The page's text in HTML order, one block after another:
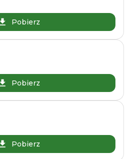
Pobierz
Pobierz
Pobierz